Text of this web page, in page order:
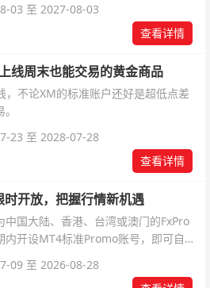
交易细则。
03 至 2027-08-03
查看详情
线周末也能交易的黄金商品
，不论XM的标准账户还好是超低点差
23 至 2028-07-28
查看详情
开放，把握行情新机遇
中国大陆、香港、台湾或澳门的FxPro
内开设MT4标准Promo账号，即可自动
09 至 2026-08-28